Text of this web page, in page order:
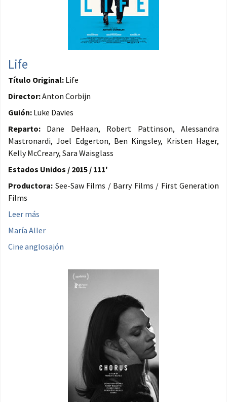
Life
Título Original: Life
Director:Anton Corbijn
Guión: Luke Davies
Reparto: Dane DeHaan, Robert Pattinson, Alessandra
Mastronardi, Joel Edgerton, Ben Kingsley, Kristen Hager,
Kelly McCreary, Sara Waisglass
Estados Unidos / 2015 / 111'
Productora: See-Saw Films / Barry Films / First Generation
Films
Leer más
María Aller
Cine anglosajón